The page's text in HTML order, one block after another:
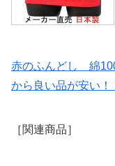
赤のふんどし 綿
から良い品が安い！
［関連商品］